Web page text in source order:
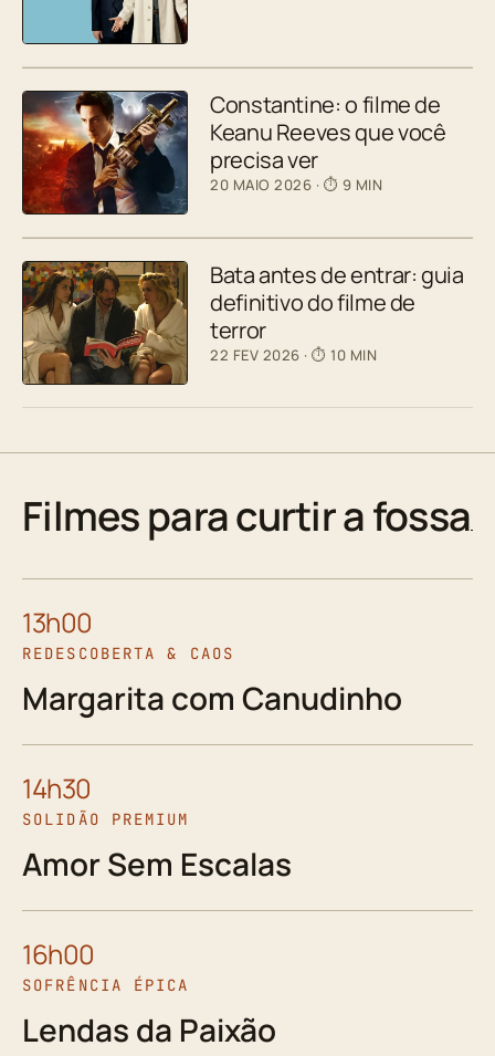
Constantine: o filme de
Keanu Reeves que você
precisa ver
20 MAIO 2026 · ⏱ 9 MIN
Bata antes de entrar: guia
definitivo do filme de
terror
22 FEV 2026 · ⏱ 10 MIN
Filmes para curtir a fossa
13h00
REDESCOBERTA & CAOS
Margarita com Canudinho
14h30
SOLIDÃO PREMIUM
Amor Sem Escalas
16h00
SOFRÊNCIA ÉPICA
Lendas da Paixão